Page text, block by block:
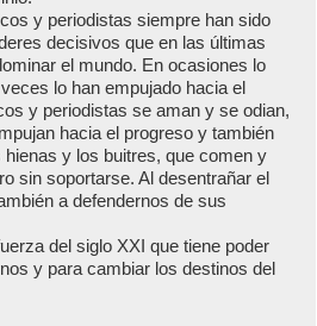
y periodistas siempre han sido
decisivos que en las últimas
el mundo. En ocasiones lo
lo han empujado hacia el
y periodistas se aman y se odian,
hacia el progreso y también
y los buitres, que comen y
sin soportarse. Al desentrañar el
a defendernos de sus
del siglo XXI que tiene poder
y para cambiar los destinos del